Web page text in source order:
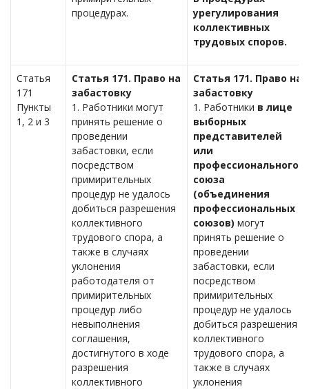
процедурах.
урегулирования
коллективных
трудовых споров.
Статья
171
Пункты
1, 2 и 3
Статья 171. Право на
забастовку
1. Работники могут
принять решение о
проведении
забастовки, если
посредством
примирительных
процедур не удалось
добиться разрешения
коллективного
трудового спора, а
также в случаях
уклонения
работодателя от
примирительных
процедур либо
невыполнения
соглашения,
достигнутого в ходе
разрешения
коллективного
Статья 171. Право на
забастовку
1. Работники в лице
выборных
представителей
или
профессионального
союза
(объединения
профессиональных
союзов) могут
принять решение о
проведении
забастовки, если
посредством
примирительных
процедур не удалось
добиться разрешения
коллективного
трудового спора, а
также в случаях
уклонения